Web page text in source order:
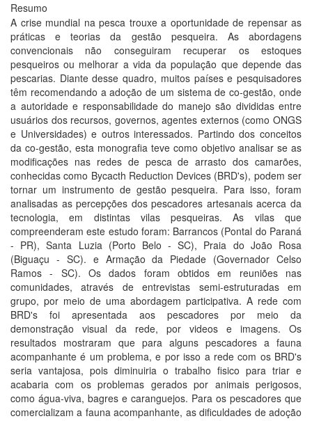
Resumo
A crise mundial na pesca trouxe a oportunidade de repensar as
práticas e teorias da gestão pesqueira. As abordagens
convencionais não conseguiram recuperar os estoques
pesqueiros ou melhorar a vida da população que depende das
pescarias. Diante desse quadro, muitos países e pesquisadores
têm recomendando a adoção de um sistema de co-gestão, onde
a autoridade e responsabilidade do manejo são divididas entre
usuários dos recursos, governos, agentes externos (como ONGS
e Universidades) e outros interessados. Partindo dos conceitos
da co-gestão, esta monografia teve como objetivo analisar se as
modificações nas redes de pesca de arrasto dos camarões,
conhecidas como Bycacth Reduction Devices (BRD's), podem ser
tornar um instrumento de gestão pesqueira. Para isso, foram
analisadas as percepções dos pescadores artesanais acerca da
tecnologia, em distintas vilas pesqueiras. As vilas que
compreenderam este estudo foram: Barrancos (Pontal do Paraná
- PR), Santa Luzia (Porto Belo - SC), Praia do João Rosa
(Biguaçu - SC). e Armação da Piedade (Governador Celso
Ramos - SC). Os dados foram obtidos em reuniões nas
comunidades, através de entrevistas semi-estruturadas em
grupo, por meio de uma abordagem participativa. A rede com
BRD's foi apresentada aos pescadores por meio da
demonstração visual da rede, por videos e imagens. Os
resultados mostraram que para alguns pescadores a fauna
acompanhante é um problema, e por isso a rede com os BRD's
seria vantajosa, pois diminuiria o trabalho fisico para triar e
acabaria com os problemas gerados por animais perigosos,
como água-viva, bagres e caranguejos. Para os pescadores que
comercializam a fauna acompanhante, as dificuldades de adoção